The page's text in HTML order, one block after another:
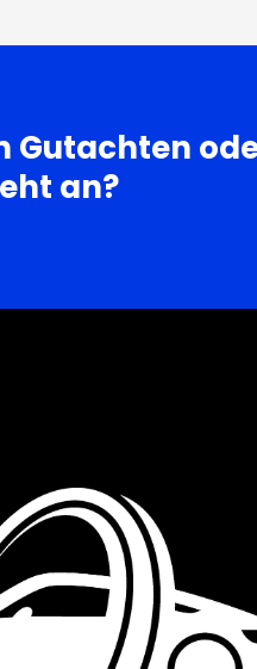
Gutachten
an?